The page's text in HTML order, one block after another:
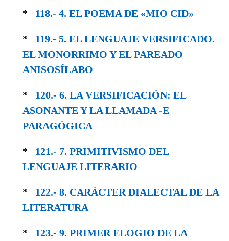
* 118.- 4. EL POEMA DE «MIO CID»
* 119.- 5. EL LENGUAJE VERSIFICADO.
EL MONORRIMO Y EL PAREADO
ANISOSÍLABO
* 120.- 6. LA VERSIFICACIÓN: EL
ASONANTE Y LA LLAMADA -E
PARAGÓGICA
* 121.- 7. PRIMITIVISMO DEL
LENGUAJE LITE­RARIO
* 122.- 8. CARÁCTER DIALECTAL DE LA
LITERA­TURA
* 123.- 9. PRIMER ELOGIO DE LA